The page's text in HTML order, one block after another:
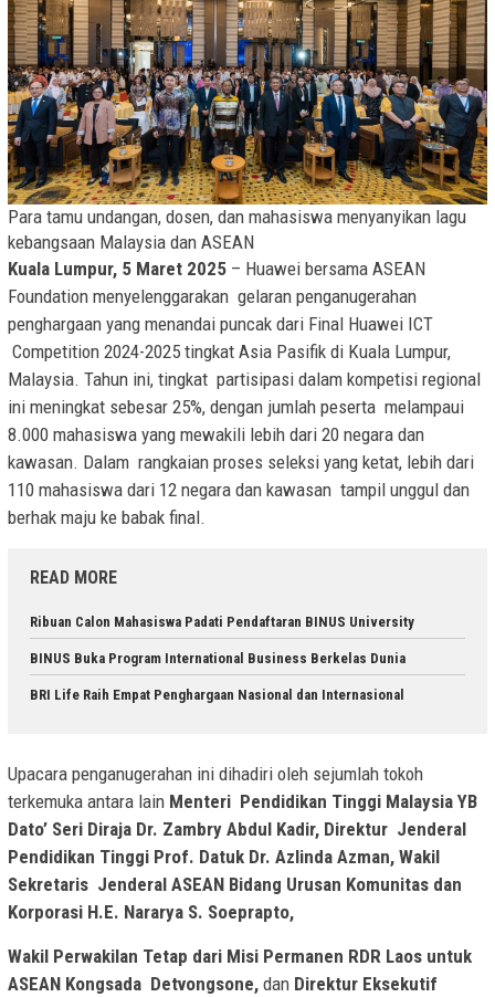
Para tamu undangan, dosen, dan mahasiswa menyanyikan lagu
kebangsaan Malaysia dan ASEAN
Kuala Lumpur, 5 Maret 2025 – Huawei bersama ASEAN
Foundation menyelenggarakan gelaran penganugerahan
penghargaan yang menandai puncak dari Final Huawei ICT
Competition 2024-2025 tingkat Asia Pasifik di Kuala Lumpur,
Malaysia. Tahun ini, tingkat partisipasi dalam kompetisi regional
ini meningkat sebesar 25%, dengan jumlah peserta melampaui
8.000 mahasiswa yang mewakili lebih dari 20 negara dan
kawasan. Dalam rangkaian proses seleksi yang ketat, lebih dari
110 mahasiswa dari 12 negara dan kawasan tampil unggul dan
berhak maju ke babak final.
READ MORE
Ribuan Calon Mahasiswa Padati Pendaftaran BINUS University
BINUS Buka Program International Business Berkelas Dunia
BRI Life Raih Empat Penghargaan Nasional dan Internasional
Upacara penganugerahan ini dihadiri oleh sejumlah tokoh
terkemuka antara lain Menteri Pendidikan Tinggi Malaysia YB
Dato’ Seri Diraja Dr. Zambry Abdul Kadir, Direktur Jenderal
Pendidikan Tinggi Prof. Datuk Dr. Azlinda Azman, Wakil
Sekretaris Jenderal ASEAN Bidang Urusan Komunitas dan
Korporasi H.E. Nararya S. Soeprapto,
Wakil Perwakilan Tetap dari Misi Permanen RDR Laos untuk
ASEAN Kongsada Detvongsone, dan Direktur Eksekutif